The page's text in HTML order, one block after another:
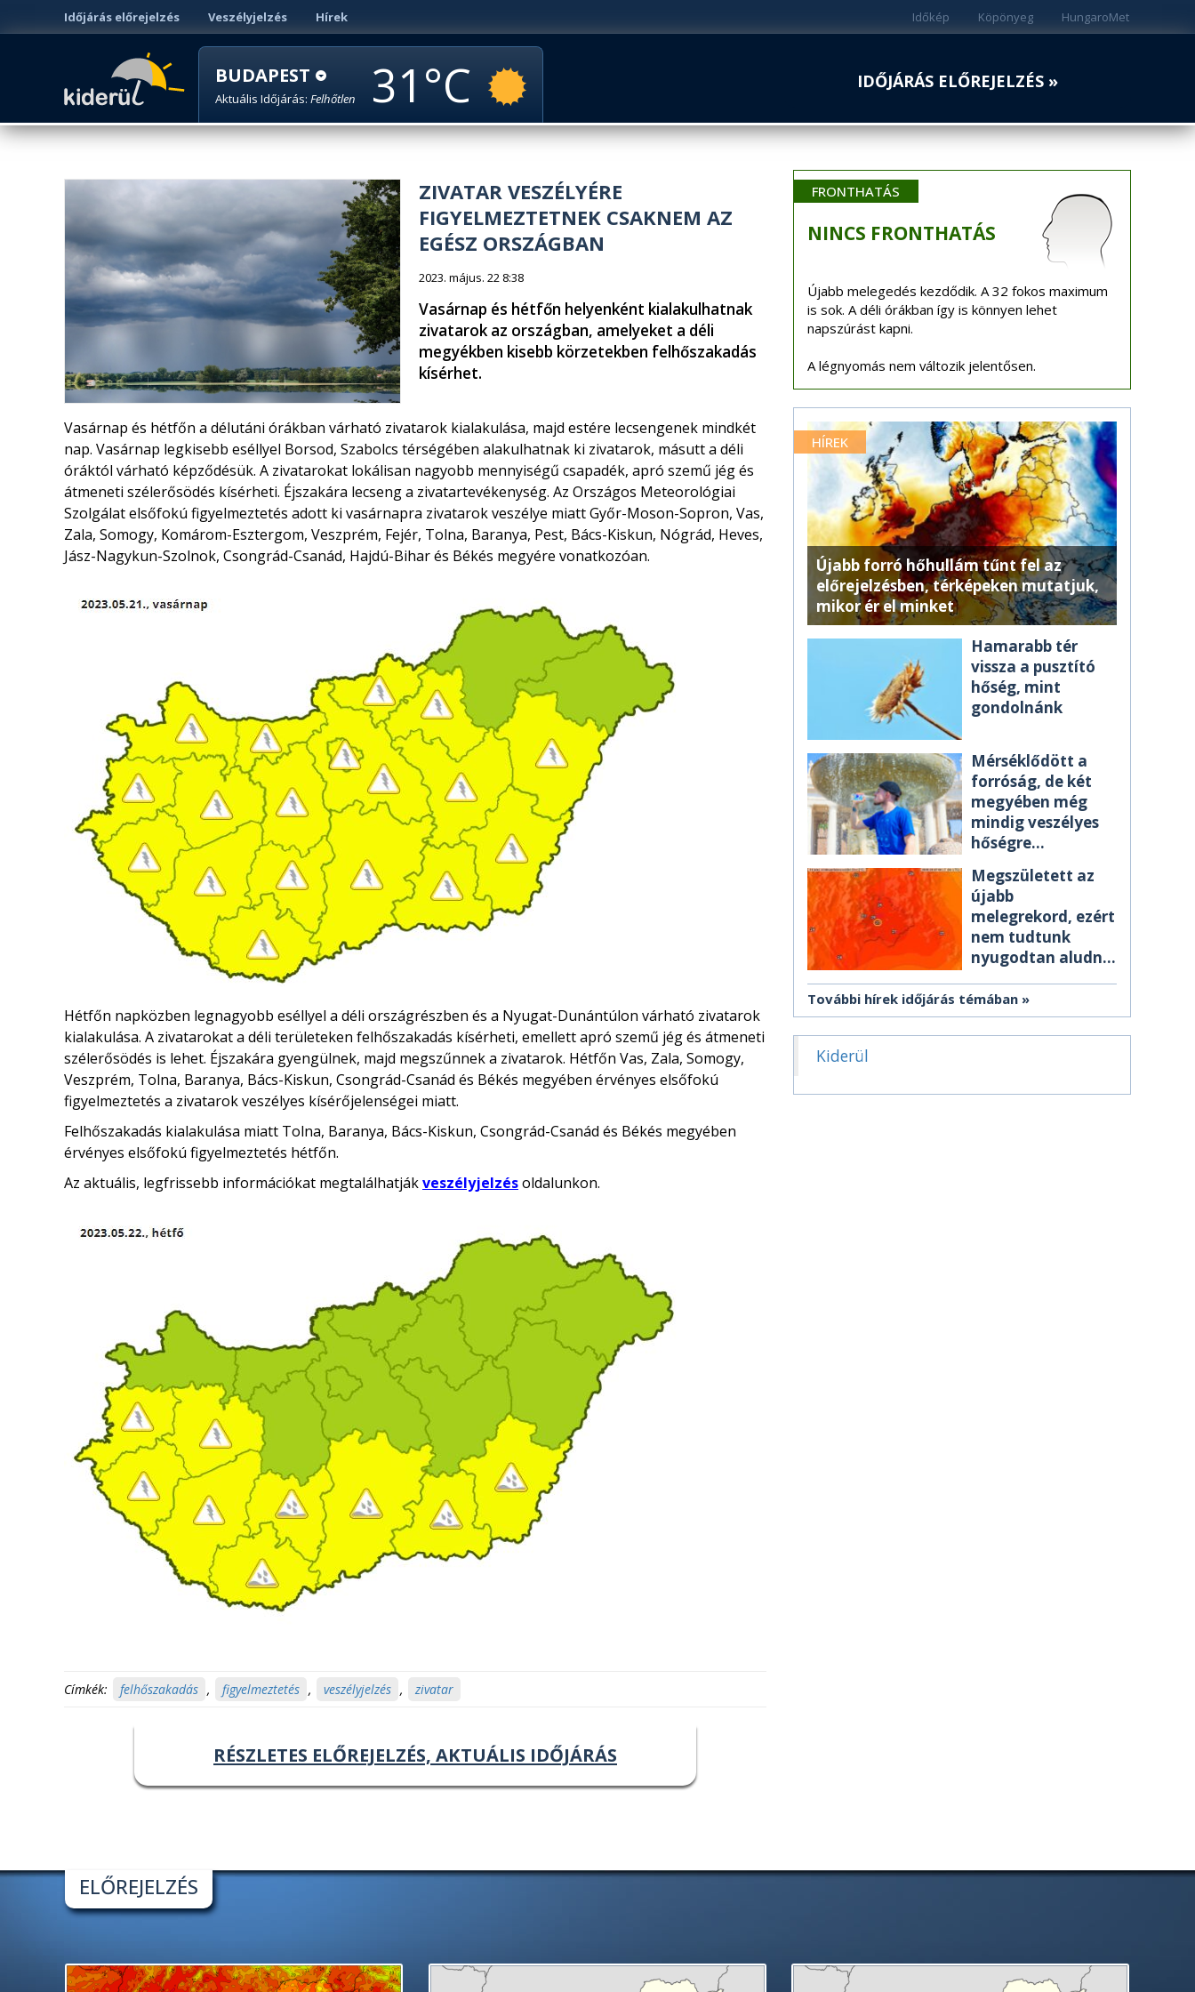
Időjárás előrejelzés Veszélyjelzés Hírek HungaroMet
Köpönyeg
Időkép
BUDAPEST
Aktuális Időjárás: Felhőtlen 31 IDŐJÁRÁS ELŐREJELZÉS »
ZIVATAR VESZÉLYÉRE
FIGYELMEZTETNEK CSAKNEM AZ
EGÉSZ ORSZÁGBAN
2023. május. 22 8:38
Vasárnap és hétfőn helyenként kialakulhatnak
zivatarok az országban, amelyeket a déli
megyékben kisebb körzetekben felhőszakadás
kísérhet.
Vasárnap és hétfőn a délutáni órákban várható zivatarok kialakulása, majd estére lecsengenek mindkét
nap. Vasárnap legkisebb eséllyel Borsod, Szabolcs térségében alakulhatnak ki zivatarok, másutt a déli
óráktól várható képződésük. A zivatarokat lokálisan nagyobb mennyiségű csapadék, apró szemű jég és
átmeneti szélerősödés kísérheti. Éjszakára lecseng a zivatartevékenység. Az Országos Meteorológiai
Szolgálat elsőfokú figyelmeztetés adott ki vasárnapra zivatarok veszélye miatt Győr-Moson-Sopron, Vas,
Zala, Somogy, Komárom-Esztergom, Veszprém, Fejér, Tolna, Baranya, Pest, Bács-Kiskun, Nógrád, Heves,
Jász-Nagykun-Szolnok, Csongrád-Csanád, Hajdú-Bihar és Békés megyére vonatkozóan.
Hétfőn napközben legnagyobb eséllyel a déli országrészben és a Nyugat-Dunántúlon várható zivatarok
kialakulása. A zivatarokat a déli területeken felhőszakadás kísérheti, emellett apró szemű jég és átmeneti
szélerősödés is lehet. Éjszakára gyengülnek, majd megszűnnek a zivatarok. Hétfőn Vas, Zala, Somogy,
Veszprém, Tolna, Baranya, Bács-Kiskun, Csongrád-Csanád és Békés megyében érvényes elsőfokú
figyelmeztetés a zivatarok veszélyes kísérőjelenségei miatt.
Felhőszakadás kialakulása miatt Tolna, Baranya, Bács-Kiskun, Csongrád-Csanád és Békés megyében
érvényes elsőfokú figyelmeztetés hétfőn.
Az aktuális, legfrissebb információkat megtalálhatjákveszélyjelzésoldalunkon.
Címkék: felhőszakadás , figyelmeztetés , veszélyjelzés , zivatar
RÉSZLETES ELŐREJELZÉS, AKTUÁLIS IDŐJÁRÁS
FRONTHATÁS
NINCS FRONTHATÁS
Újabb melegedés kezdődik. A 32 fokos maximum
is sok. A déli órákban így is könnyen lehet
napszúrást kapni.
A légnyomás nem változik jelentősen.
HÍREK
Újabb forró hőhullám tűnt fel az
előrejelzésben, térképeken mutatjuk,
mikor ér el minket
Hamarabb tér
vissza a pusztító
hőség, mint
gondolnánk
Mérséklődött a
forróság, de két
megyében még
mindig veszélyes
hőségre
Megszületett az
újabb
melegrekord, ezért
nem tudtunk
nyugodtan aludni
További hírek időjárás témában
Kiderül
ELŐREJELZÉS